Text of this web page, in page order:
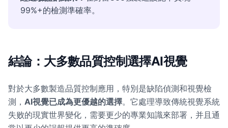
99%+的檢測準確率。
結論：大多數品質控制選擇AI視覺
對於大多數製造品質控制應用，特別是缺陷偵測和視覺檢
測， AI視覺已成為更優越的選擇。它處理導致傳統視覺系統
失败的現實世界變化，需要更少的專業知識來部署，并且通